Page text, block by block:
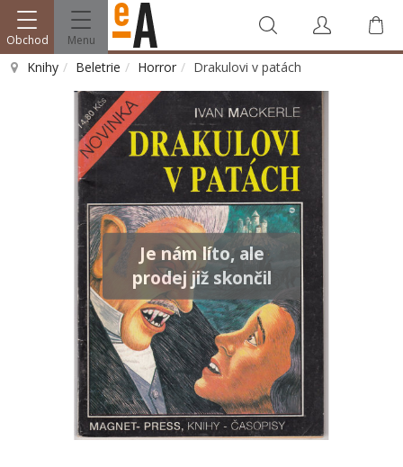
Obchod Menu
Vyhledat
Knihy Beletrie Horror Drakulovi v patách
Je nám líto, ale
prodej již skončil